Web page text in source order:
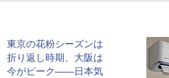
東京の花粉シーズンは
折り返し時期、大阪は
今がピーク――日本気